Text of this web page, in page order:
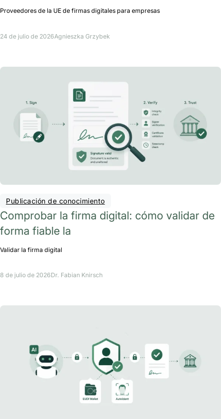
Proveedores de la UE de firmas digitales para empresas
24 de julio de 2026Agnieszka Grzybek
Publicación de conocimiento
Comprobar la firma digital: cómo validar de
forma fiable la
Validar la firma digital
8 de julio de 2026Dr. Fabian Knirsch